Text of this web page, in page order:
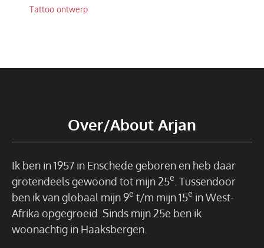
Tattoo ontwerp
Over/About Arjan
Ik ben in 1957 in Enschede geboren en heb daar
grotendeels gewoond tot mijn 25e . Tussendoor
ben ik van globaal mijn 9e t/m mijn 15e in West-
Afrika opgegroeid. Sinds mijn 25e ben ik
woonachtig in Haaksbergen.